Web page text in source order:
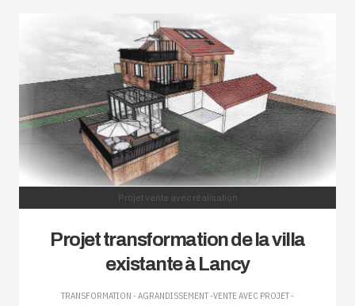
Projet vente avec réalisation
Projet transformation de la villa
existante à Lancy
TRANSFORMATION - AGRANDISSEMENT -VENTE AVEC PROJET -